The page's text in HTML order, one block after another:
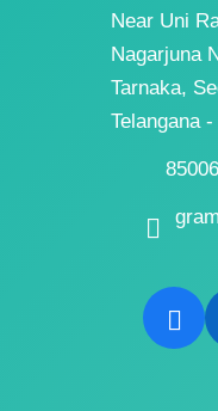
Near Uni
Nagarjuna
Tarnaka,
Telangana